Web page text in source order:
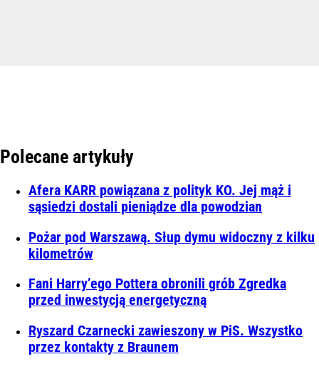
Polecane artykuły
Afera KARR powiązana z polityk KO. Jej mąż i
sąsiedzi dostali pieniądze dla powodzian
Pożar pod Warszawą. Słup dymu widoczny z kilku
kilometrów
Fani Harry’ego Pottera obronili grób Zgredka
przed inwestycją energetyczną
Ryszard Czarnecki zawieszony w PiS. Wszystko
przez kontakty z Braunem